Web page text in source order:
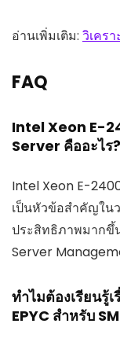
อ่านเพิ่มเติม: วิเคร
FAQ
Intel Xeon E-
Server คืออะไร?
Intel Xeon E-
เป็นหัวข้อสำคัญใน
ประสิทธิภาพมากขึ้
Server
ทำไมต้องเรียนรู้
EPYC สำหรับ